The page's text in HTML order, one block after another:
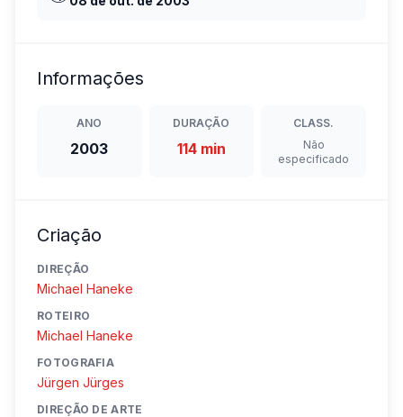
Informações
ANO
2003
DURAÇÃO
114 min
CLASS.
Não
especificado
Criação
DIREÇÃO
Michael Haneke
ROTEIRO
Michael Haneke
FOTOGRAFIA
Jürgen Jürges
DIREÇÃO DE ARTE